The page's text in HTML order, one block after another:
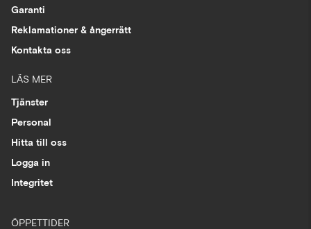
Garanti
Reklamationer & ångerrätt
Kontakta oss
LÄS MER
Tjänster
Personal
Hitta till oss
Logga in
Integritet
ÖPPETTIDER